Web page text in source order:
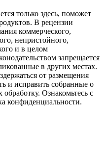
только здесь, поможет
В рецензии
коммерческого,
непристойного,
и в целом
запрещается
в других местах.
от размещения
и исправить собранные о
Ознакомьтесь с
конфиденциальности.